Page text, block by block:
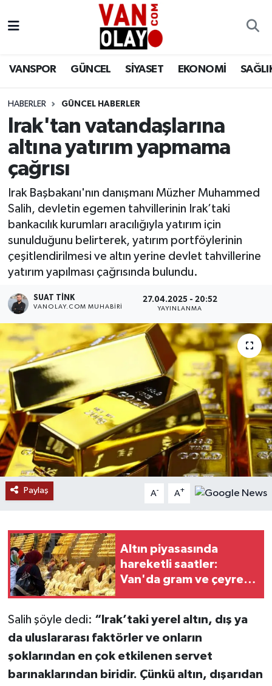
VANSPOR GÜNCEL SİYASET EKONOMİ
HABERLER GÜNCEL HABERLER
Irak'tan vatandaşlarına
altına yatırım yapmama
çağrısı
Irak Başbakanı'nın danışmanı Müzher Muhammed
Salih, devletin egemen tahvillerinin Irak’taki
bankacılık kurumları aracılığıyla yatırım için
sunulduğunu belirterek, yatırım portföylerinin
çeşitlendirilmesi ve altın yerine devlet tahvillerine
yatırım yapılması çağrısında bulundu.
SUAT TINK
VANOLAY.COM MUHABIRI
27.04.2025 - 20:52
YAYINLANMA
Paylaş A- A+
Altın piyasasında
hareketli saatler:
Van'da gram ve çeyrek
Salih şöyle dedi: “Irak’taki yerel altın, dış ya
da uluslararası faktörler ve onların
şoklarından en çok etkilenen servet
barınaklarından biridir. Çünkü altın, dışarıdan
Siyaset
Sağlık
Eğitim
Dünya
RESMİ İLANLAR
Van Nöbetçi Eczaneler
Van Namaz Vakitleri
Van Trafik Yoğunluk Haritası
Süper Lig Puan Durumu ve Fikstür
Tüm Manşetler
Haber Arşivi